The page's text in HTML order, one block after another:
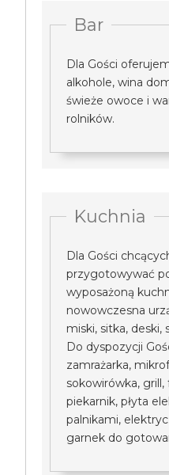
Bar
Dla Gości
alkohole, wina
świeże owoce i
rolników.
Kuchnia
Dla Gości
przygotowywać
wyposażoną
nowowczesna
miski, sitka, deski,
Do dyspozycji
zamrażarka,
sokowirówka,
piekarnik, płyta
palnikami,
garnek do